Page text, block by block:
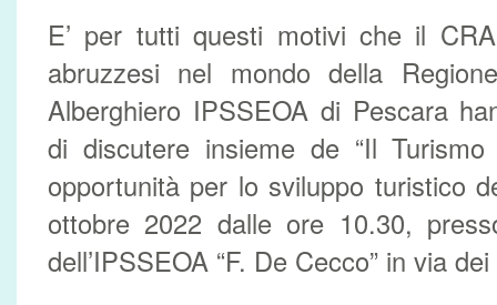
E’ per tutti questi motivi che il
abruzzesi nel mondo della
Alberghiero IPSSEOA di Pescara
di discutere insieme de “Il
opportunità per lo sviluppo turistico
ottobre 2022 dalle ore 10.30,
dell’IPSSEOA “F. De Cecco” in via